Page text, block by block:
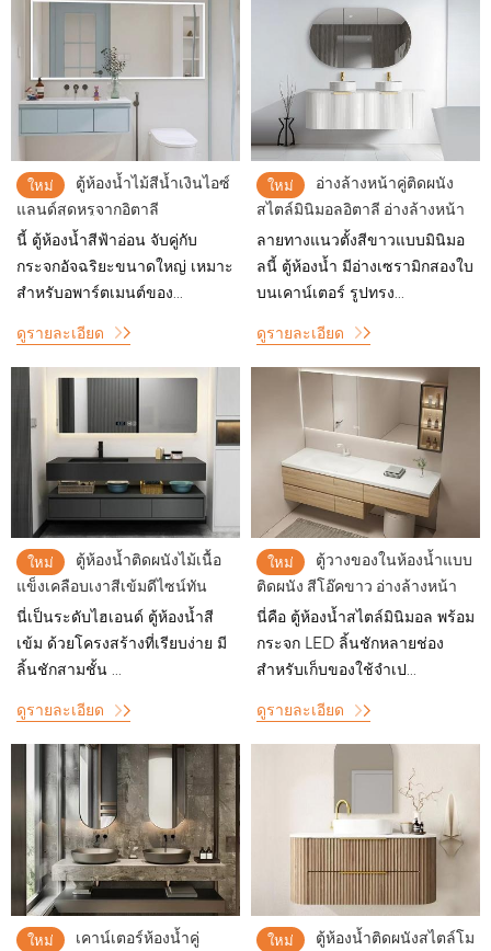
ใหม่
ตู้ห้องน้ำไม้สีน้ำเงินไอซ์
แลนด์สุดหรูจากอิตาลี
อ่างล้างหน้าเดี่ยวแบบลอยตัว
พร้อมกระจก LED
นี้ ตู้ห้องน้ำสีฟ้าอ่อน จับคู่กับ
กระจกอัจฉริยะขนาดใหญ่ เหมาะ
สำหรับอพาร์ตเมนต์ของ...
ดูรายละเอียด
ใหม่
อ่างล้างหน้าคู่ติดผนัง
สไตล์มินิมอลอิตาลี อ่างล้างหน้า
เซรามิกสำหรับห้องน้ำ
ลายทางแนวตั้งสีขาวแบบมินิมอ
ลนี้ ตู้ห้องน้ำ มีอ่างเซรามิกสองใบ
บนเคาน์เตอร์ รูปทรง...
ดูรายละเอียด
ใหม่
ตู้ห้องน้ำติดผนังไม้เนื้อ
แข็งเคลือบเงาสีเข้มดีไซน์ทัน
สมัยสำหรับโรงแรมและ
อพาร์ตเมนต์
นี่เป็นระดับไฮเอนด์ ตู้ห้องน้ำสี
เข้ม ด้วยโครงสร้างที่เรียบง่าย มี
ลิ้นชักสามชั้น ...
ดูรายละเอียด
ใหม่
ตู้วางของในห้องน้ำแบบ
ติดผนัง สีโอ๊คขาว อ่างล้างหน้า
เดี่ยว พร้อมกระจก LED
นี่คือ ตู้ห้องน้ำสไตล์มินิมอล พร้อม
กระจก LED ลิ้นชักหลายช่อง
สำหรับเก็บของใช้จำเป...
ดูรายละเอียด
ใหม่
เคาน์เตอร์ห้องน้ำคู่
ใหม่
ตู้ห้องน้ำติดผนังสไตล์โม